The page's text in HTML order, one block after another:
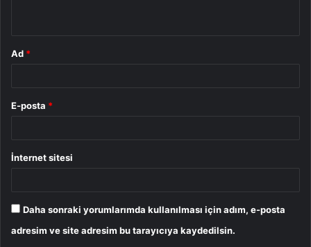
Ad *
E-posta *
İnternet sitesi
Daha sonraki yorumlarımda kullanılması için adım, e-posta
adresim ve site adresim bu tarayıcıya kaydedilsin.